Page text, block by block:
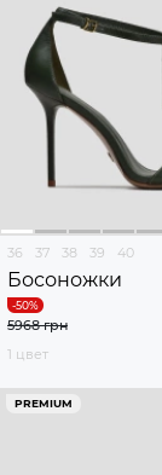
36 37 38 39 40
Босоножки
5968 грн
1 цвет
PREMIUM